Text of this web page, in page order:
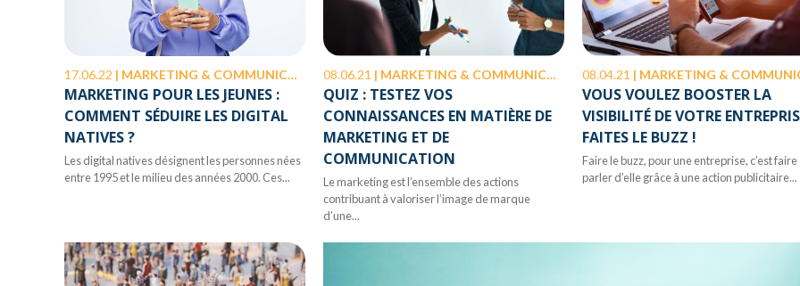
17.06.22 | MARKETING & COMMUNICATION
MARKETING POUR LES JEUNES :
COMMENT SÉDUIRE LES DIGITAL
NATIVES ?
Les digital natives désignent les personnes nées
entre 1995 et le milieu des années 2000. Ces...
08.06.21 | MARKETING & COMMUNICATION
QUIZ : TESTEZ VOS
CONNAISSANCES EN MATIÈRE DE
MARKETING ET DE
COMMUNICATION
Le marketing est l’ensemble des actions
contribuant à valoriser l’image de marque
d’une...
08.04.21 | MARKETING &
VOUS VOULEZ BOOSTER LA
VISIBILITÉ DE VOTRE
FAITES LE BUZZ !
Faire le buzz, pour une entreprise, c’est faire
parler d’elle grâce à une action publicitaire...